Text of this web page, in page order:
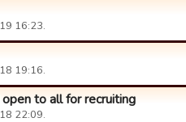
16:23.
19:16.
to all for recruiting
22:09.